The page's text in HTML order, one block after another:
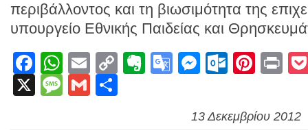
περιβάλλοντος και τη βιωσιμότητα της
υπουργείο Εθνικής Παιδείας και
Facebook
WhatsApp
EmailCopyEvernote
Google
X
Message
Gmail
13 Δεκεμβρίου 2012